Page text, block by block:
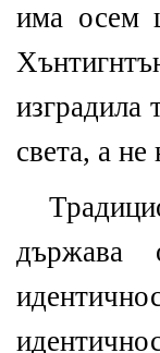
има осем
изградила
света, а
държава